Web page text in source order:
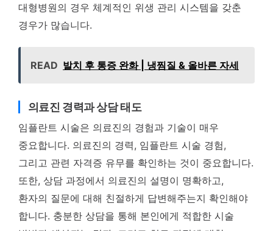
대형병원의 경우 체계적인 위생 관리 시스템을 갖춘
경우가 많습니다.
READ 발치 후 통증 완화 | 냉찜질 & 올바른 자세
의료진 경력과 상담 태도
임플란트 시술은 의료진의 경험과 기술이 매우
중요합니다. 의료진의 경력, 임플란트 시술 경험,
그리고 관련 자격증 유무를 확인하는 것이 중요합니다.
또한, 상담 과정에서 의료진의 설명이 명확하고,
환자의 질문에 대해 친절하게 답변해주는지 확인해야
합니다. 충분한 상담을 통해 본인에게 적합한 시술